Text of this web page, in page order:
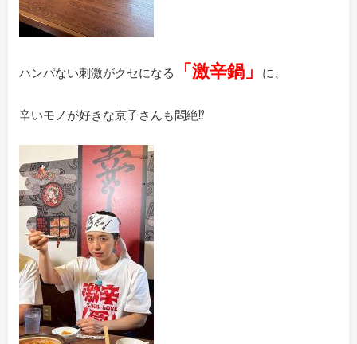
ハンパない刺激がクセになる 「激辛鍋」 に、
辛いモノが好きな京子さんも悶絶⁉